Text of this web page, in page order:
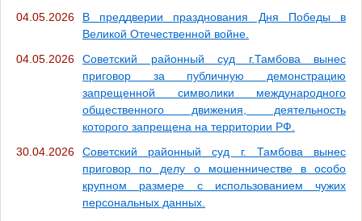
04.05.2026
В преддверии празднования Дня Победы в
Великой Отечественной войне.
04.05.2026
Советский районный суд г.Тамбова вынес
приговор за публичную демонстрацию
запрещенной символики международного
общественного движения, деятельность
которого запрещена на территории РФ.
30.04.2026
Советский районный суд г. Тамбова вынес
приговор по делу о мошенничестве в особо
крупном размере с использованием чужих
персональных данных.